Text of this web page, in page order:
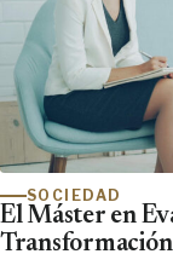
SOCIEDAD
El Máster en